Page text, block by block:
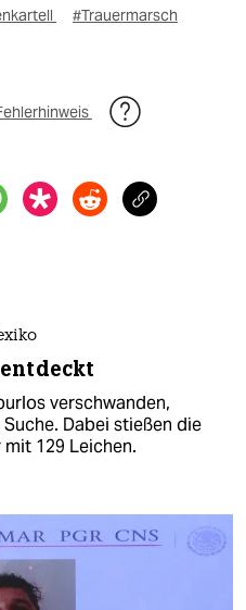
#Trauermarsch
verschwanden,
Dabei stießen die
129 Leichen.